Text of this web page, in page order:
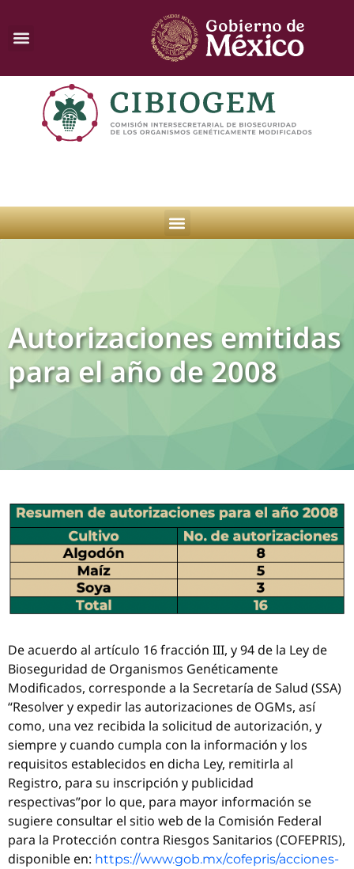
Autorizaciones emitidas
para el año de 2008
De acuerdo al artículo 16 fracción III, y 94 de la Ley de
Bioseguridad de Organismos Genéticamente
Modificados, corresponde a la Secretaría de Salud (SSA)
“Resolver y expedir las autorizaciones de OGMs, así
como, una vez recibida la solicitud de autorización, y
siempre y cuando cumpla con la información y los
requisitos establecidos en dicha Ley, remitirla al
Registro, para su inscripción y publicidad
respectivas”por lo que, para mayor información se
sugiere consultar el sitio web de la Comisión Federal
para la Protección contra Riesgos Sanitarios (COFEPRIS),
disponible en: https://www.gob.mx/cofepris/acciones-